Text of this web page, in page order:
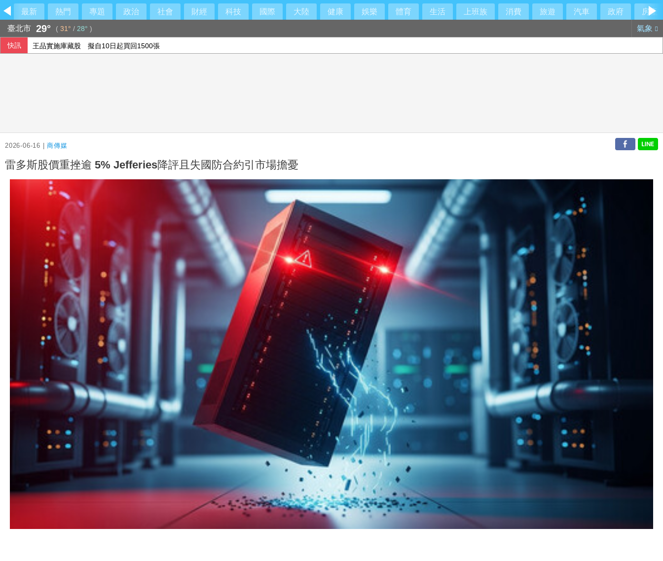
最新 熱門 專題 政治 社會 財經 科技 國際 大陸 健康 娛樂 體育 生活 上班族 消費 旅遊 汽車 政府
房產
臺北市 29° ( 31° / 28° ) 氣象
快訊 王品實施庫藏股 擬自10日起買回1500張
2026-06-16 |商傳媒
雷多斯股價重挫逾 5% Jefferies降評且失國防合約引市場擔憂